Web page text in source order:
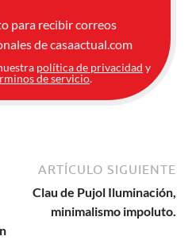
para recibir correos
de casaactual.com
política de privacidad y
de servicio.
ARTÍCULO SIGUIENTE
Clau de Pujol Iluminación,
minimalismo impoluto.